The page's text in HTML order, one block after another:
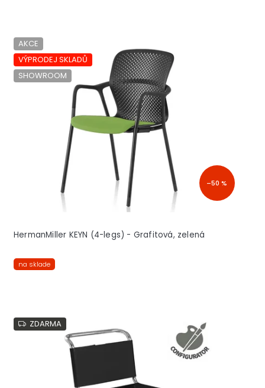
V
ý
p
s
AKCE
VÝPRODEJ SKLADŮ
SHOWROOM
–50 %
HermanMiller KEYN (4-legs) - Grafitová, zelená
na sklade
ZDARMA